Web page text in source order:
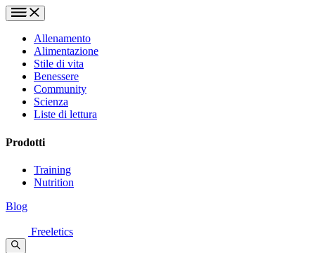
Allenamento
Alimentazione
Stile di vita
Benessere
Community
Scienza
Liste di lettura
Prodotti
Training
Nutrition
Blog
Freeletics